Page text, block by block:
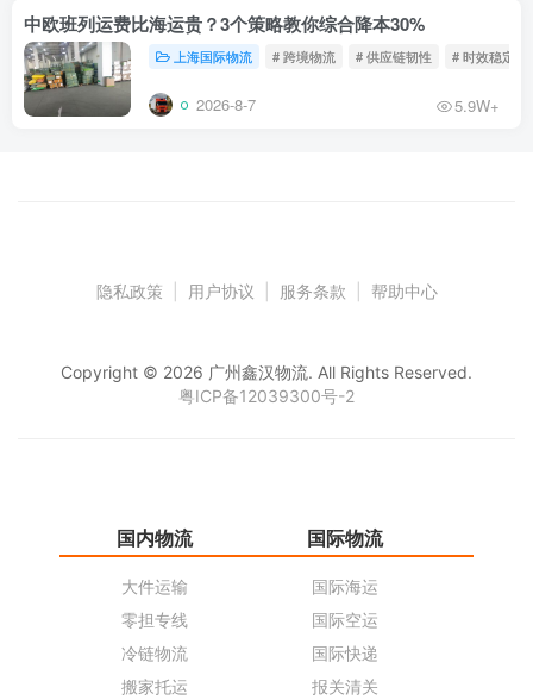
中欧班列运费比海运贵？3个策略教你综合降本30%
上海国际物流 # 跨境物流 # 供应链韧性 # 时效稳定
2026-8-7 5.9W+
隐私政策 用户协议 服务条款 帮助中心
Copyright © 2026 广州鑫汉物流. All Rights Reserved.
粤ICP备12039300号-2
国内物流
大件运输
零担专线
冷链物流
搬家托运
国际物流
国际海运
国际空运
国际快递
报关清关